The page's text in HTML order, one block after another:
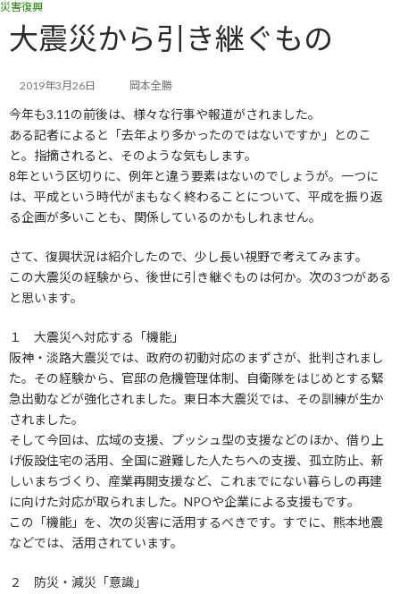
コ
ス
キ
プ
ナ
ン
に
動
災害復興
大震災から引き継ぐもの
2019年3月26日 岡本全勝
今年も3.11の前後は、様々な行事や報道がされました。
ある記者によると「去年より多かったのではないですか」とのこ
と。指摘されると、そのような気もします。
8年という区切りに、例年と違う要素はないのでしょうが。一つに
は、平成という時代がまもなく終わることについて、平成を振り返
る企画が多いことも、関係しているのかもしれません。
さて、復興状況は紹介したので、少し長い視野で考えてみます。
この大震災の経験から、後世に引き継ぐものは何か。次の3つがある
と思います。
１ 大震災へ対応する「機能」
阪神・淡路大震災では、政府の初動対応のまずさが、批判されまし
た。その経験から、官邸の危機管理体制、自衛隊をはじめとする緊
急出動などが強化されました。東日本大震災では、その訓練が生か
されました。
そして今回は、広域の支援、プッシュ型の支援などのほか、借り上
げ仮設住宅の活用、全国に避難した人たちへの支援、孤立防止、新
しいまちづくり、産業再開支援など、これまでにない暮らしの再建
に向けた対応が取られました。NPOや企業による支援もです。
この「機能」を、次の災害に活用するべきです。すでに、熊本地震
などでは、活用されています。
２ 防災・減災「意識」